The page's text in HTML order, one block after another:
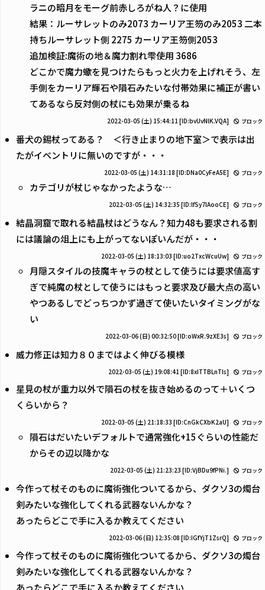
ラニの暗月をモーグ前赤しろがね人？に使用
結果：ルーサレットのみ2073 カーリア王笏のみ2053 二本
持ちルーサレット側 2275 カーリア王笏側2053
追加検証:魔術の地＆魔力割れ雫使用 3686
どこかで魔力蠍を見つけたらもっと火力を上げれそう、左
手側をカーリア輝石や隕石みたいな付帯効果に補正が書い
てあるなら反対側の杖にも効果が乗るね
2022-03-05 (土) 15:44:11 [ID:bvUvNlK.VQA] ブロック
番犬の錫杖ってある？ ＜行き止まりの地下室＞で表示は出
たがイベントリに無いのですが・・・
2022-03-05 (土) 14:31:18 [ID:DNa0CyFeA5E] ブロック
カテゴリが杖じゃなかったような…
2022-03-05 (土) 14:32:35 [ID:lfSy7IAooCE] ブロック
結晶洞窟で取れる結晶杖はどうなん？知力48も要求される割
には議論の俎上にも上がってないぽいんだが・・・
2022-03-05 (土) 18:13:03 [ID:uo2TxcWcuUw] ブロック
月隠スタイルの技魔キャラの杖として使うには要求値高す
ぎで純魔の杖として使うにはもっと要求及び最大点の高い
やつあるしでどっちつかず過ぎて使いたいタイミングがな
い
2022-03-06 (日) 00:32:50[ID:oWxR.9zXE3s] ブロック
威力修正は知力８０まではよく伸びる模様
2022-03-05 (土) 19:08:41 [ID:8xITTBLnTIs] ブロック
星見の杖が重力以外で隕石の杖を抜き始めるのって＋いくつ
くらいから？
2022-03-05 (土) 21:18:33 [ID:CnGkCXbK2aU] ブロック
隕石はだいたいデフォルトで通常強化+15ぐらいの性能だ
からその辺以降かな
2022-03-05 (土) 21:23:23 [ID:VjBDu9fPNi.] ブロック
今作って杖そのものに魔術強化ついてるから、ダクソ3の燭台
剣みたいな強化してくれる武器ないんかな？
あったらどこで手に入るか教えてください
2022-03-06 (日) 12:35:08 [ID:IGfYjT1ZsrQ] ブロック
今作って杖そのものに魔術強化ついてるから、ダクソ3の燭台
剣みたいな強化してくれる武器ないんかな？
あったらどこで手に入るか教えてください